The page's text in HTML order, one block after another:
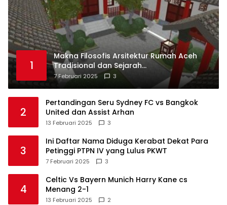
1
Makna Filosofis Arsitektur Rumah Aceh
Tradisional dan Sejarah
Perkembangannya
7 Februari 2025 3
2
Pertandingan Seru Sydney FC vs Bangkok
United dan Assist Arhan
13 Februari 2025 3
3
Ini Daftar Nama Diduga Kerabat Dekat Para
Petinggi PTPN IV yang Lulus PKWT
7 Februari 2025 3
4
Celtic Vs Bayern Munich Harry Kane cs
Menang 2-1
13 Februari 2025 2